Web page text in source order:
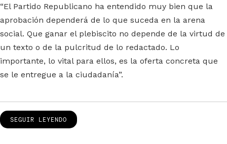
“El Partido Republicano ha entendido muy bien que la
aprobación dependerá de lo que suceda en la arena
social. Que ganar el plebiscito no depende de la virtud de
un texto o de la pulcritud de lo redactado. Lo
importante, lo vital para ellos, es la oferta concreta que
se le entregue a la ciudadanía”.
SEGUIR LEYENDO